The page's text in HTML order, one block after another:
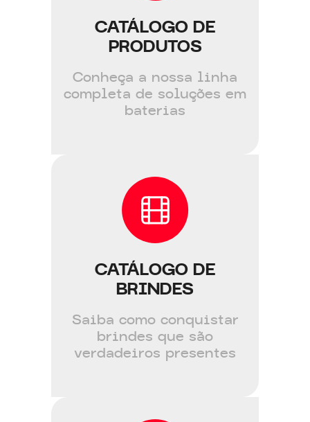
CATÁLOGO DE
PRODUTOS
Conheça a nossa linha
completa de soluções em
baterias
CATÁLOGO DE
BRINDES
Saiba como conquistar
brindes que são
verdadeiros presentes